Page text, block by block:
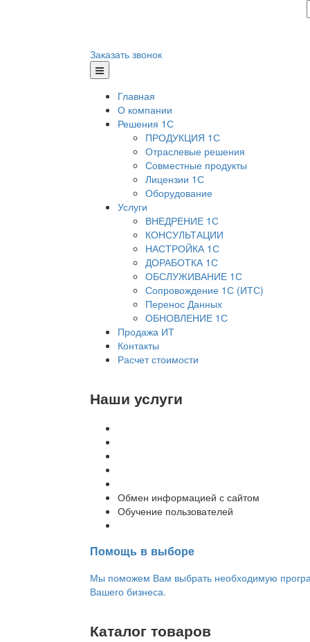
Заказать звонок
Главная
О компании
Решения 1С
ПРОДУКЦИЯ 1С
Отраслевые решения
Совместные продукты
Лицензии 1С
Оборудование
Услуги
ВНЕДРЕНИЕ 1С
КОНСУЛЬТАЦИИ
НАСТРОЙКА 1С
ДОРАБОТКА 1С
ОБСЛУЖИВАНИЕ 1С
Сопровождение 1С (ИТС)
Перенос Данных
ОБНОВЛЕНИЕ 1С
Продажа ИТ
Контакты
Расчет стоимости
Наши услуги
Обмен информацией с сайтом
Обучение пользователей
Помощь в выборе
Мы поможем Вам выбрать необходимую
Вашего бизнеса.
Каталог товаров